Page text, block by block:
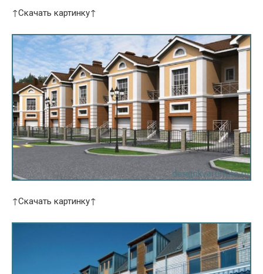
↑Скачать картинку↑
↑Скачать картинку↑